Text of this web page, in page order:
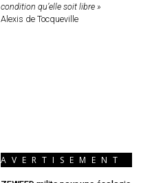
condition qu’elle soit libre »
Alexis de Tocqueville
AVERTISEMENT